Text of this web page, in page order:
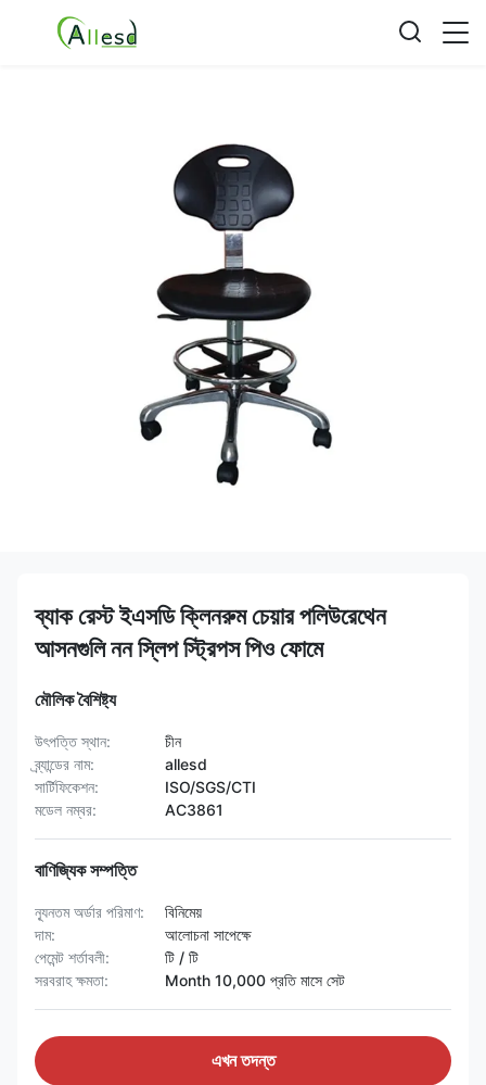
ব্যাক রেস্ট ইএসডি ক্লিনরুম চেয়ার পলিউরেথেন
আসনগুলি নন স্লিপ স্ট্রিপস পিও ফোমে
মৌলিক বৈশিষ্ট্য
উৎপত্তি স্থান:
চীন
ব্র্যান্ডের নাম:
allesd
সার্টিফিকেশন:
ISO/SGS/CTI
মডেল নম্বর:
AC3861
বাণিজ্যিক সম্পত্তি
ন্যূনতম অর্ডার পরিমাণ:
বিনিমেয়
দাম:
আলোচনা সাপেক্ষে
পেমেন্ট শর্তাবলী:
টি / টি
সরবরাহ ক্ষমতা:
Month 10,000 প্রতি মাসে সেট
এখন তদন্ত